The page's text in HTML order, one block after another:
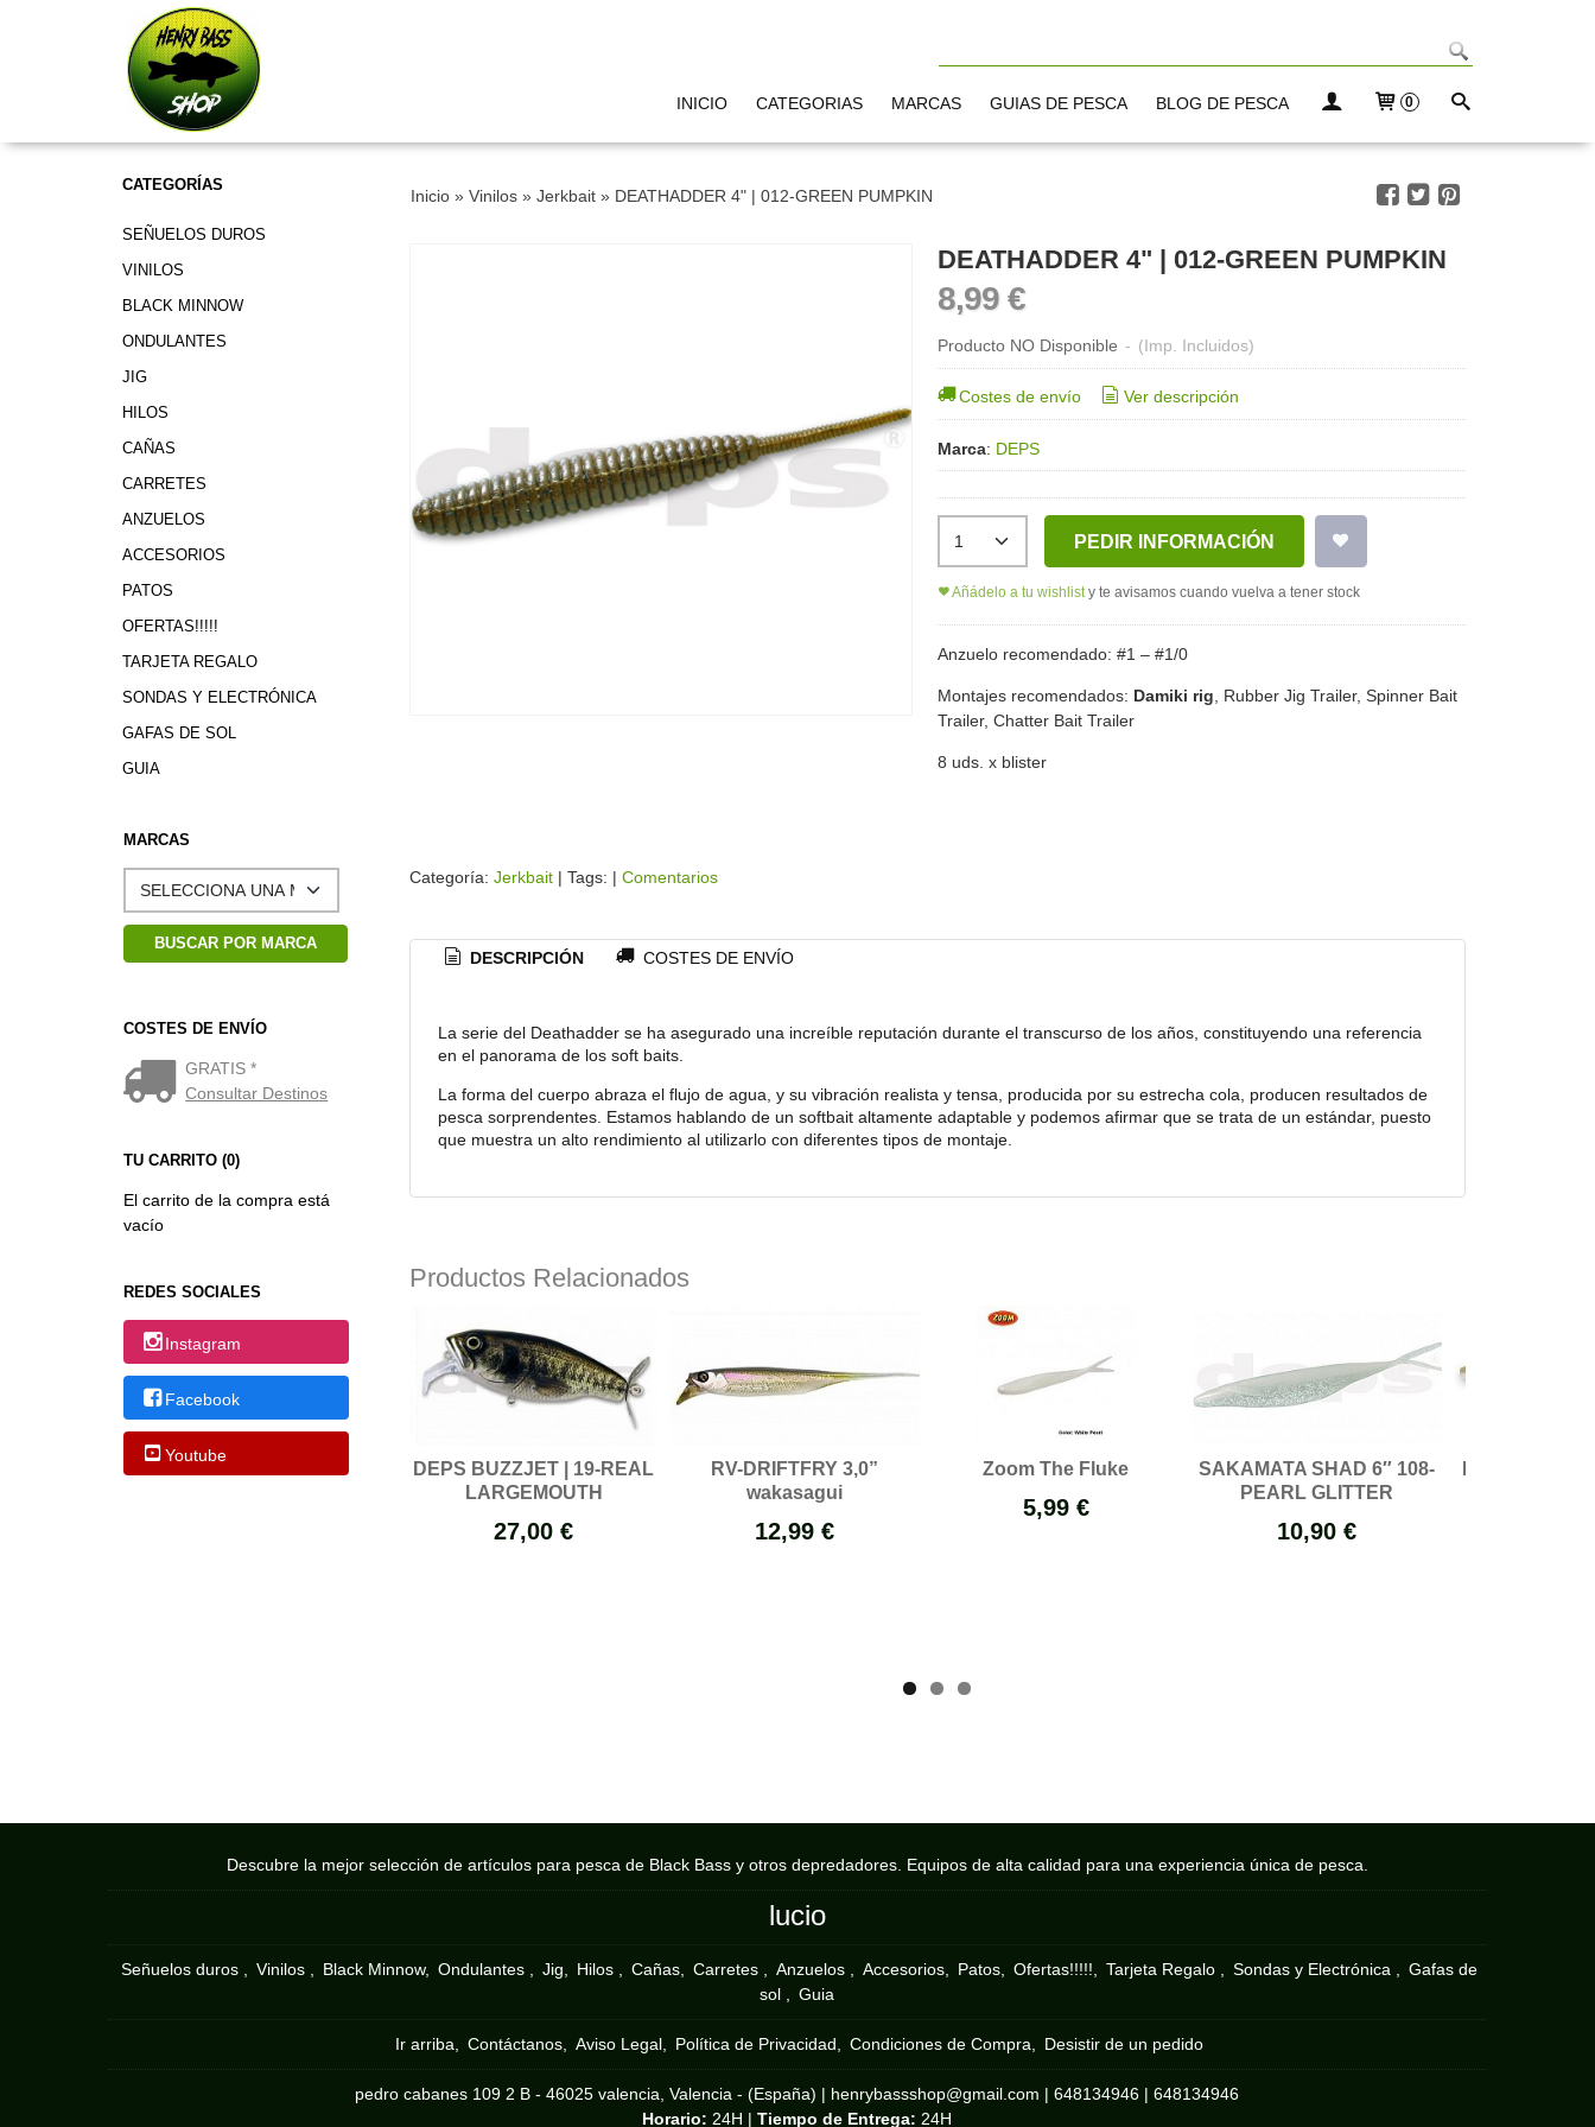
INICIO CATEGORIAS MARCAS GUIAS DE PESCA BLOG DE PESCA 0
CATEGORÍAS
SEÑUELOS DUROS
VINILOS
BLACK MINNOW
ONDULANTES
JIG
HILOS
CAÑAS
CARRETES
ANZUELOS
ACCESORIOS
PATOS
OFERTAS!!!!!
TARJETA REGALO
SONDAS Y ELECTRÓNICA
GAFAS DE SOL
GUIA
MARCAS
COSTES DE ENVÍO
GRATIS *
Consultar Destinos
TU CARRITO (0)
El carrito de la compra está
vacío
REDES SOCIALES
Instagram
Facebook
Youtube
Inicio» Vinilos » Jerkbait » DEATHADDER 4" | 012-GREEN PUMPKIN
DEATHADDER 4" | 012-GREEN PUMPKIN
8,99 €
Producto NO Disponible - (Imp. Incluidos)
Costes de envío Ver descripción
Marca: DEPS
PEDIR INFORMACIÓN
Añádelo a tu wishlisty te avisamos cuando vuelva a tener stock
Anzuelo recomendado: #1 – #1/0
Montajes recomendados: Damiki rig , Rubber Jig Trailer, Spinner Bait
Trailer, Chatter Bait Trailer
8 uds. x blister
Categoría: Jerkbait | Tags: | Comentarios
DESCRIPCIÓN COSTES DE ENVÍO
La serie del Deathadder se ha asegurado una increíble reputación durante el transcurso de los años, constituyendo una referencia
en el panorama de los soft baits.
La forma del cuerpo abraza el flujo de agua, y su vibración realista y tensa, producida por su estrecha cola, producen resultados de
pesca sorprendentes. Estamos hablando de un softbait altamente adaptable y podemos afirmar que se trata de un estándar, puesto
que muestra un alto rendimiento al utilizarlo con diferentes tipos de montaje.
Productos Relacionados
DEPS BUZZJET | 19-REAL
LARGEMOUTH
27,00 €
RV-DRIFTFRY 3,0”
wakasagui
12,99 €
Zoom The Fluke
5,99 €
SAKAMATA SHAD 6″ 108-
PEARL GLITTER
10,90 €
Descubre la mejor selección de artículos para pesca de Black Bass y otros depredadores. Equipos de alta calidad para una experiencia única de pesca.
lucio
Señuelos duros Vinilos Black Minnow Ondulantes Jig Hilos Cañas Carretes Anzuelos Accesorios Patos Ofertas!!!!! Tarjeta Regalo Sondas y Electrónica
Gafas de
sol
Guia
Ir arriba Contáctanos Aviso Legal Política de Privacidad Condiciones de Compra Desistir de un pedido
pedro cabanes 109 2 B - 46025 valencia, Valencia - (España) | henrybassshop@gmail.com |648134946 |648134946
Horario: 24H |Tiempo de Entrega: 24H